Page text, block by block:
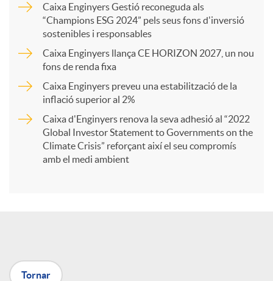
r
X
Caixa Enginyers Gestió reconeguda als
“Champions ESG 2024” pels seus fons d'inversió
sostenibles i responsables
Caixa Enginyers llança CE HORIZON 2027, un nou
fons de renda fixa
Caixa Enginyers preveu una estabilització de la
inflació superior al 2%
Caixa d'Enginyers renova la seva adhesió al “2022
Global Investor Statement to Governments on the
Climate Crisis” reforçant així el seu compromís
amb el medi ambient
Tornar